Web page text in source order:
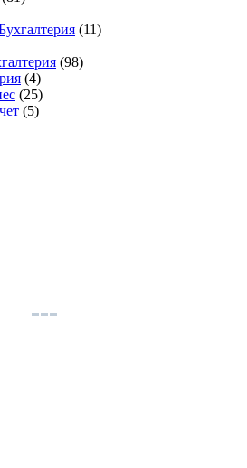
(11)
(98)
(4)
(25)
(5)